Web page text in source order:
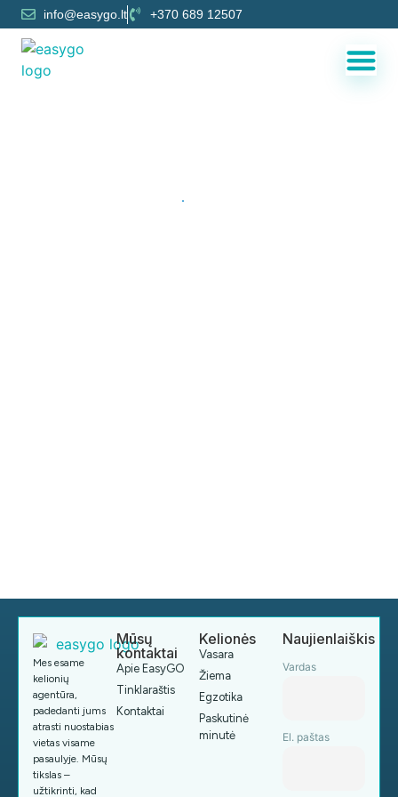
info@easygo.lt +370 689 12507
Mes esame
kelionių
agentūra,
padedanti jums
atrasti nuostabias
vietas visame
pasaulyje. Mūsų
tikslas –
užtikrinti, kad
Mūsų
kontaktai
Apie EasyGO
Tinklaraštis
Kontaktai
Kelionės
Vasara
Žiema
Egzotika
Paskutinė
minutė
Naujienlaiškis
Vardas
El. paštas